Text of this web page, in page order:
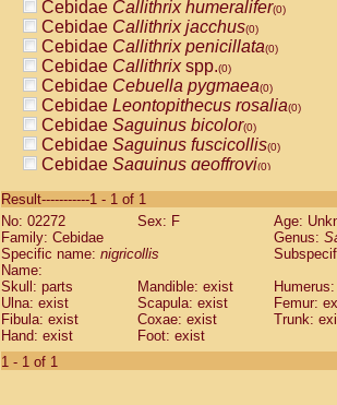
Cebidae Callithrix humeralifer(0)
Cebidae Callithrix jacchus(0)
Cebidae Callithrix penicillata(0)
Cebidae Callithrixspp.(0)
Cebidae Cebuella pygmaea(0)
Cebidae Leontopithecus rosalia(0)
Cebidae Saguinus bicolor(0)
Cebidae Saguinus fuscicollis(0)
Cebidae Saguinus geoffroyi(0)
CebidaeSaguinus labiatus(0)
Cebidae Saguinus leucopus (0)
Cebidae
CebidaeSaguinus mystax
Cebidae Saguinus nigricollis (1)
Cebidae Saguinus oedipus
Cebidae Saguinus weddelli
Cebidae Saguinusspp.
Cebidae
Result-----------1 - 1 of 1
No: 02272
Sex: F
Age:
Family: Cebidae
Genus:
Specific name: nigricollis
Name:
Skull: parts
Mandible: exist
Ulna: exist
Scapula: exist
Femur:
Fibula: exist
Coxae: exist
Trunk:
Hand: exist
Foot: exist
1 - 1 of 1